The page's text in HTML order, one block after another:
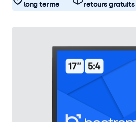
long terme
retours gratuits